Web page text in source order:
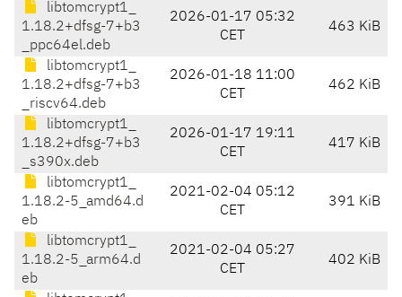
libtomcrypt1_
1.18.2+dfsg-7+b3
_ppc64el.deb
2026-01-17 05:32
CET
463 KiB
libtomcrypt1_
1.18.2+dfsg-7+b3
_riscv64.deb
2026-01-18 11:00
CET
462 KiB
libtomcrypt1_
1.18.2+dfsg-7+b3
_s390x.deb
2026-01-17 19:11
CET
417 KiB
libtomcrypt1_
1.18.2-5_amd64.d
eb
2021-02-04 05:12
CET
391 KiB
libtomcrypt1_
1.18.2-5_arm64.d
eb
2021-02-04 05:27
CET
402 KiB